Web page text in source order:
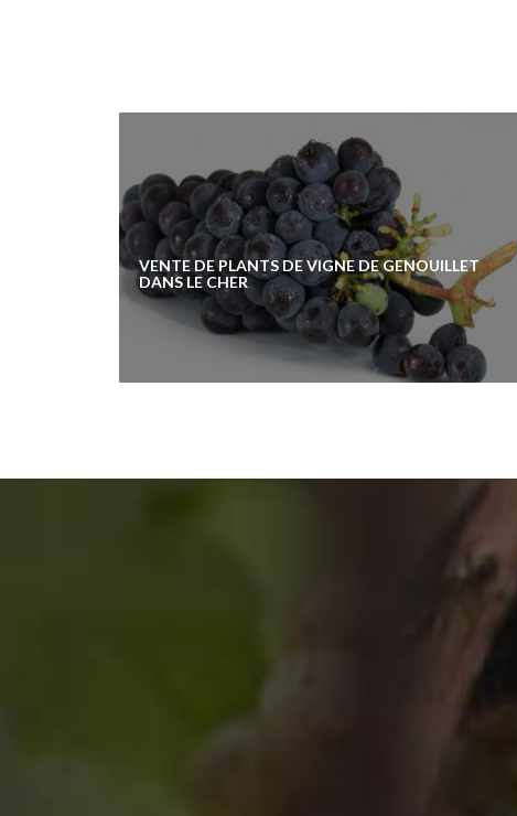
VENTE DE PLANTS DE VIGNE DE GENOUILLET
DANS LE CHER